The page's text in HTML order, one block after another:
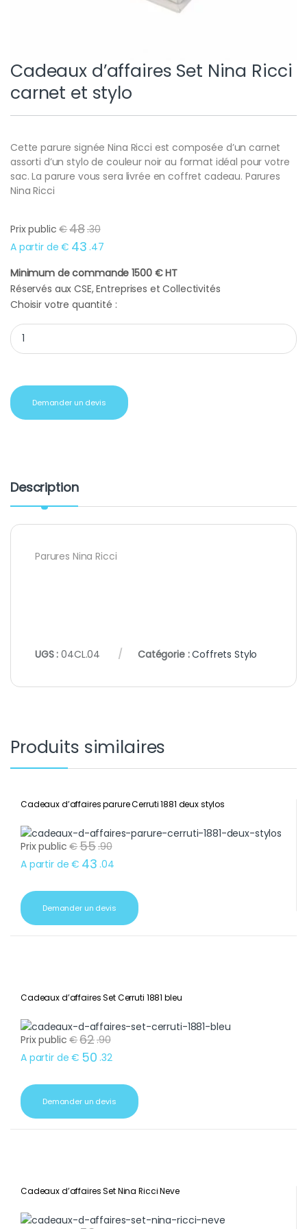
Cadeaux d’affaires Set Nina Ricci
carnet et stylo
Cette parure signée Nina Ricci est composée d’un carnet
assorti d’un stylo de couleur noir au format idéal pour votre
sac. La parure vous sera livrée en coffret cadeau. Parures
Nina Ricci
Prix public €48.30
A partir de € 43 .47
Minimum de commande 1500 € HT
Réservés aux CSE, Entreprises et Collectivités
Choisir votre quantité :
Cadeaux d'affaires Set Nina Ricci carnet et stylo quantity
Demander un devis
Description
Parures Nina Ricci
UGS :04CL.04 Catégorie :Coffrets Stylo
Produits similaires
Cadeaux d’affaires parure Cerruti 1881 deux stylos
Prix public €55.90
A partir de € 43 .04
Demander un devis
Cadeaux d’affaires Set Cerruti 1881 bleu
Prix public €62.90
A partir de € 50 .32
Demander un devis
Cadeaux d’affaires Set Nina Ricci Neve